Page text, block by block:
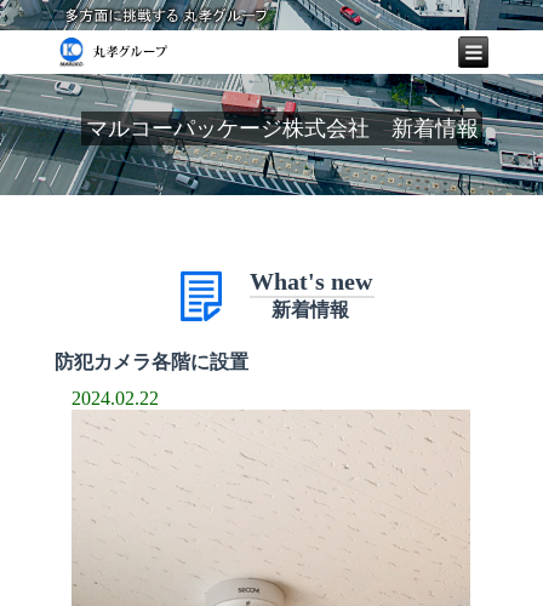
マルコーパッケージ株式会社 新着情報
What's new
新着情報
防犯カメラ各階に設置
2024.02.22